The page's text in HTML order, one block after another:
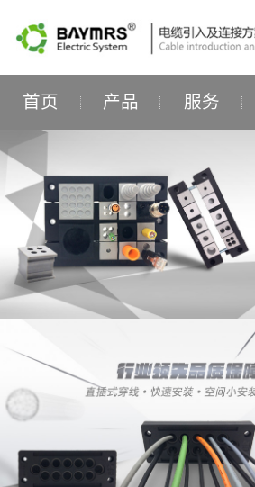
首页 产品 服务